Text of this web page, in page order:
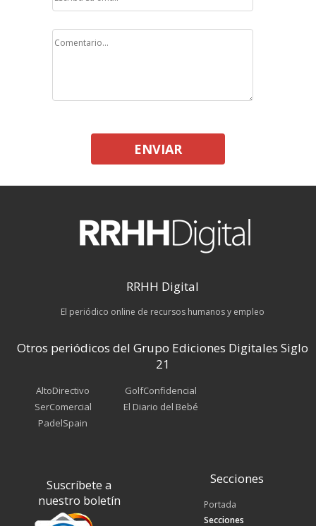
ENVIAR
RRHH Digital
El periódico online de recursos humanos y empleo
Otros periódicos del Grupo Ediciones Digitales Siglo
21
AltoDirectivo
SerComercial
PadelSpain
GolfConfidencial
El Diario del Bebé
Suscríbete a
nuestro boletín
Secciones
Portada
Secciones